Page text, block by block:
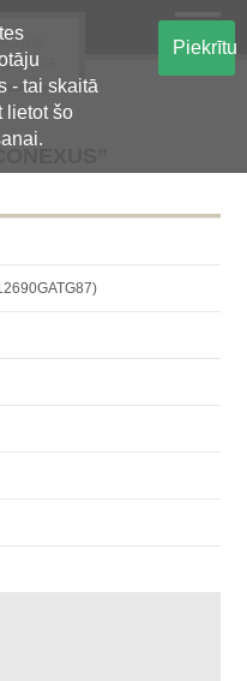
- tai skaitā
lietot šo
Piekrītu